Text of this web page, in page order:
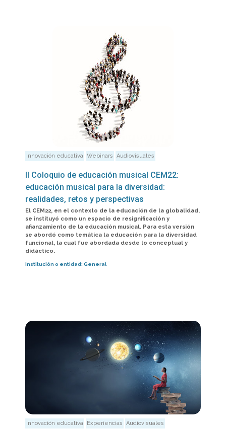
Innovación educativa Webinars Audiovisuales
II Coloquio de educación musical CEM22:
educación musical para la diversidad:
realidades, retos y perspectivas
El CEM22, en el contexto de la educación de la globalidad,
se instituyó como un espacio de resignificación y
afianzamiento de la educación musical. Para esta versión
se abordó como temática la educación para la diversidad
funcional, la cual fue abordada desde lo conceptual y
didáctico.
Institución o entidad: General
Innovación educativa Experiencias Audiovisuales